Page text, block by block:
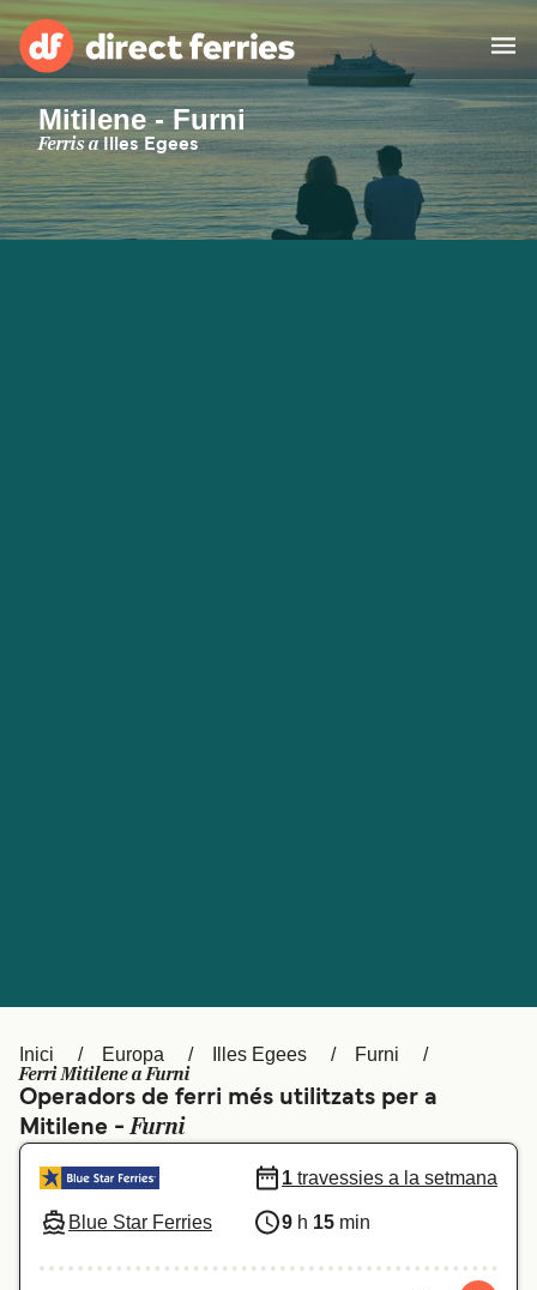
Països
Bitllets de Ferry
Ελλάδα Belgique (FR)
Polska Deutschland
Schweiz (DE) Norge
Mitilene - Furni
Ferris aIlles Egees
Inici Europa Illes Egees Furni
Ferri Mitilene a Furni
Operadors de ferri més utilitzats per a
Mitilene -Furni
Blue Star Ferries
1 travessies a la setmana
9 h 15 min